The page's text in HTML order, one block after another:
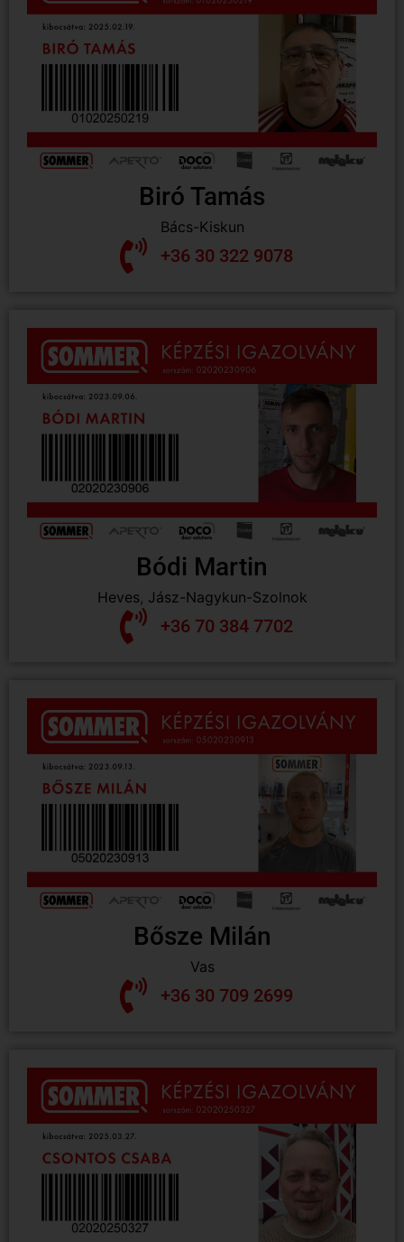
Biró Tamás
Bács-Kiskun
+36 30 322 9078
Bódi Martin
Heves, Jász-Nagykun-Szolnok
+36 70 384 7702
Bősze Milán
Vas
+36 30 709 2699